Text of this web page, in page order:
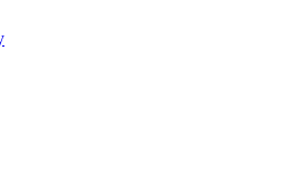
картинки, смешные истории,
приколы, карикатуры, шаржи, стихи,